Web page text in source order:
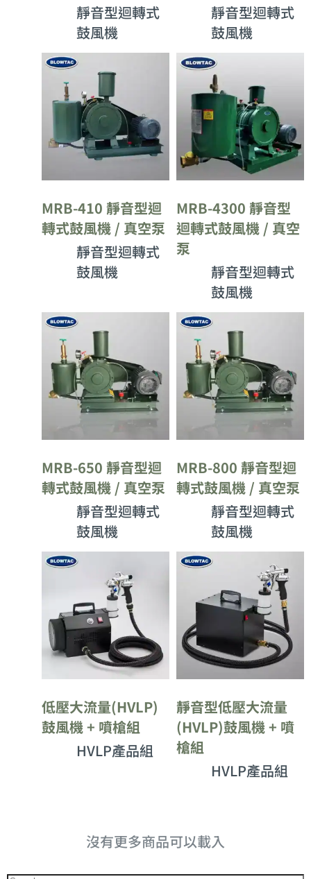
靜音型迴轉式
鼓風機
靜音型迴轉式
鼓風機
MRB-410 靜音型迴
轉式鼓風機 / 真空泵
靜音型迴轉式
鼓風機
MRB-4300 靜音型
迴轉式鼓風機 / 真空
泵
靜音型迴轉式
鼓風機
MRB-650 靜音型迴
轉式鼓風機 / 真空泵
靜音型迴轉式
鼓風機
MRB-800 靜音型迴
轉式鼓風機 / 真空泵
靜音型迴轉式
鼓風機
低壓大流量(HVLP)
鼓風機 + 噴槍組
HVLP產品組
靜音型低壓大流量
(HVLP)鼓風機 + 噴
槍組
HVLP產品組
沒有更多商品可以載入